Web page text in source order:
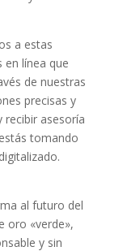
a estas
en línea que
de nuestras
precisas y
recibir asesoría
tomando
al futuro del
oro «verde»,
y sin